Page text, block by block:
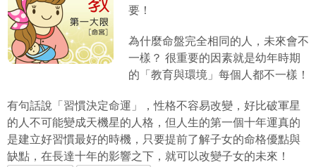
要！
為什麼命盤完全相同的人，未來會不
一樣？ 很重要的因素就是幼年時期
的「教育與環境」每個人都不一樣！
有句話說「習慣決定命運」，性格不容易改變，好比破軍星
的人不可能變成天機星的人格，但人生的第一個十年運真的
是建立好習慣最好的時機，只要提前了解子女的命格優點與
缺點，在長達十年的影響之下，就可以改變子女的未來！